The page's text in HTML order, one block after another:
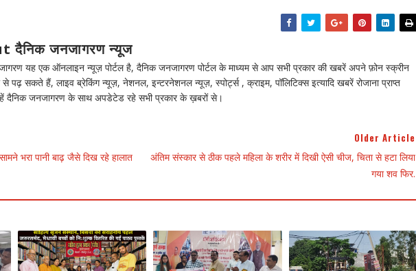
दैनिक जनजागरण न्यूज
यह एक ऑनलाइन न्यूज़ पोर्टल है, दैनिक जनजागरण पोर्टल के माध्यम से आप सभी प्रकार की खबरें अपने फ़ोन स्क्रीन
पढ़ सकते हैं, लाइव ब्रेकिंग न्यूज़, नेशनल, इन्टरनेशनल न्यूज़, स्पोर्ट्स , क्राइम, पॉलिटिक्स इत्यादि खबरें रोजाना प्राप्त
दैनिक जनजागरण के साथ अपडेटेड रहे सभी प्रकार के ख़बरों से।
भरा पानी बाढ़ जैसे दिख रहे हालात
Older Article
अंति‍म संस्‍कार से ठीक पहले मह‍िला के शरीर में द‍िखी ऐसी चीज, च‍िता से हटा ल‍िया
गया शव फ‍िर.